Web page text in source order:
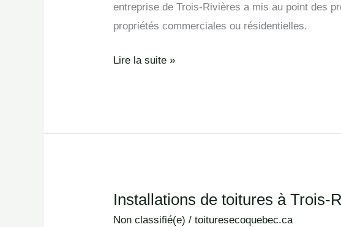
entreprise de Trois-Rivières a mis au point des
propriétés commerciales ou résidentielles.
Lire la suite »
Installations de toitures à Trois-
Non classifié(e) /toituresecoquebec.ca
Installations
de